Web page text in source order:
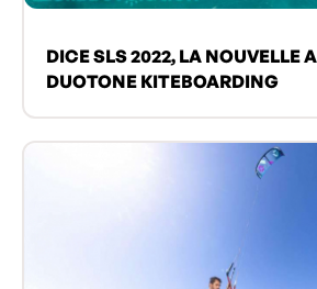
DICE SLS 2022, LA NOUVELLE
DUOTONE KITEBOARDING